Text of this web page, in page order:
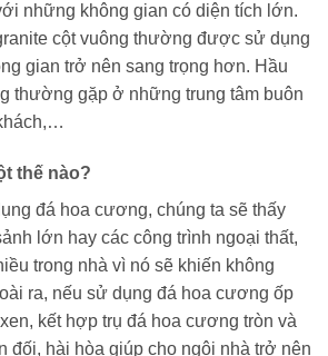
những không gian có diện tích lớn.
cột vuông thường được sử dụng
gian trở nên sang trọng hơn. Hầu
thường gặp ở những trung tâm buôn
thế nào?
đá hoa cương, chúng ta sẽ thấy
lớn hay các công trình ngoại thất,
trong nhà vì nó sẽ khiến không
ra, nếu sử dụng đá hoa cương ốp
kết hợp trụ đá hoa cương tròn và
đối, hài hòa giúp cho ngôi nhà trở nên